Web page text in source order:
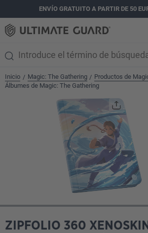
principalENVÍO GRATUITO A PARTIR DE 50
Inicio / Magic: The Gathering / Productos de
Álbumes de Magic: The Gathering
Omitir galería de imágenes
ZIPFOLIO 360